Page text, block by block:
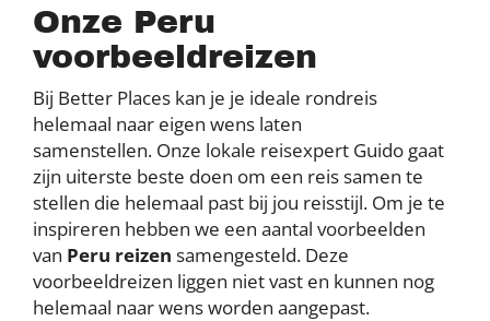
Onze Peru
voorbeeldreizen
Bij Better Places kan je je ideale rondreis
helemaal naar eigen wens laten
samenstellen. Onze lokale reisexpert Guido gaat
zijn uiterste beste doen om een reis samen te
stellen die helemaal past bij jou reisstijl. Om je te
inspireren hebben we een aantal voorbeelden
van Peru reizen samengesteld. Deze
voorbeeldreizen liggen niet vast en kunnen nog
helemaal naar wens worden aangepast.